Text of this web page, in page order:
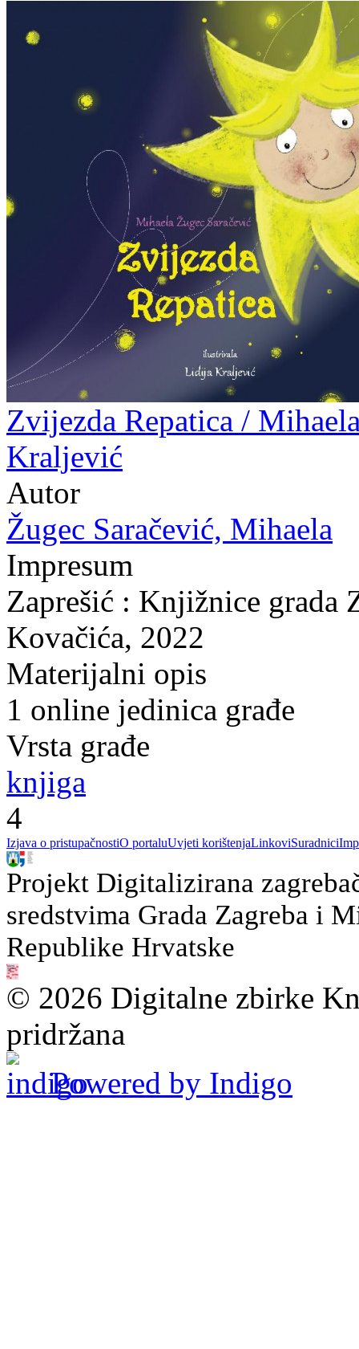
Zvijezda Repatica /
Kraljević
Autor
Žugec Saračević, Mihaela
Impresum
Zaprešić : Knjižnice grada
Kovačića, 2022
Materijalni opis
1 online jedinica građe
Vrsta građe
knjiga
4
Izjava o pristupačnostiO portaluUvjeti korištenjaLinkoviSuradnici
Projekt Digitalizirana
sredstvima Grada Zagreba i
Republike Hrvatske
© 2026 Digitalne zbirke
pridržana
Powered by Indigo